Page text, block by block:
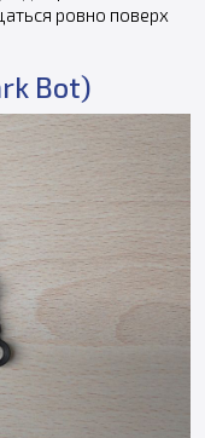
ровно поверх
Bot)